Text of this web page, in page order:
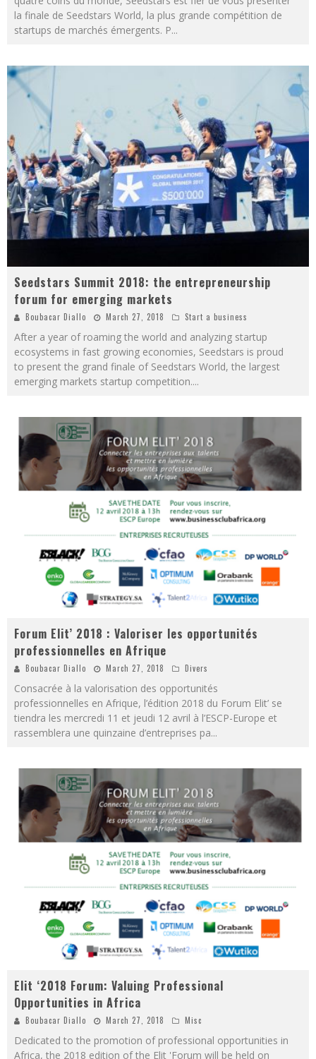
la finale de Seedstars World, la plus grande compétition de
startups de marchés émergents. P...
Seedstars Summit 2018: the entrepreneurship
forum for emerging markets
Boubacar Diallo March 27, 2018 Start a business
After a year of roaming the world and analyzing startup
ecosystems in fast growing economies, Seedstars is proud
to present the grand finale of Seedstars World, the largest
emerging markets startup competition....
Forum Elit’ 2018 : Valoriser les opportunités
professionnelles en Afrique
Boubacar Diallo March 27, 2018 Divers
Consacrée à la valorisation des opportunités
professionnelles en Afrique, l’édition 2018 du Forum Elit’ se
tiendra les mercredi 11 et jeudi 12 avril à l’ESCP-Europe et
rassemblera une quinzaine d’entreprises pa...
Elit ‘2018 Forum: Valuing Professional
Opportunities in Africa
Boubacar Diallo March 27, 2018 Misc
Dedicated to the promotion of professional opportunities in
Africa, the 2018 edition of the Elit 'Forum will be held on